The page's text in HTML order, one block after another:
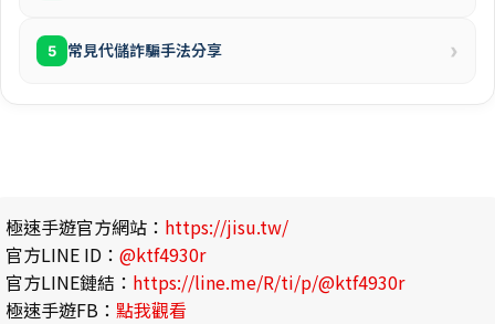
5 常見代儲詐騙手法分享 ›
極速手遊官方網站： https://jisu.tw/
官方LINE ID： @ktf4930r
官方LINE鏈結： https://line.me/R/ti/p/@ktf4930r
極速手遊FB： 點我觀看